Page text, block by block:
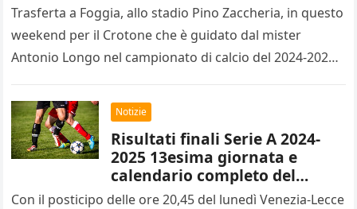
Trasferta a Foggia, allo stadio Pino Zaccheria, in questo
weekend per il Crotone che è guidato dal mister
Antonio Longo nel campionato di calcio del 2024-2025
Notizie
Risultati finali Serie A 2024-
2025 13esima giornata e
calendario completo del
14esimo turno
Con il posticipo delle ore 20,45 del lunedì Venezia-Lecce